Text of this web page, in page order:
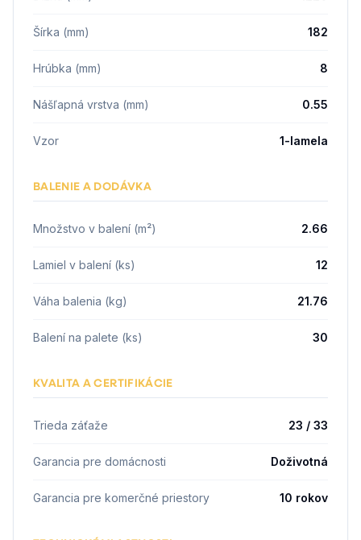
Šírka (mm) 182
Hrúbka (mm) 8
Nášľapná vrstva (mm) 0.55
Vzor 1-lamela
BALENIE A DODÁVKA
Množstvo v balení (m²) 2.66
Lamiel v balení (ks) 12
Váha balenia (kg) 21.76
Balení na palete (ks) 30
KVALITA A CERTIFIKÁCIE
Trieda záťaže 23 / 33
Garancia pre domácnosti Doživotná
Garancia pre komerčné priestory 10 rokov